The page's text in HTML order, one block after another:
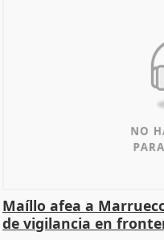
Maíllo afea a
de vigilancia en